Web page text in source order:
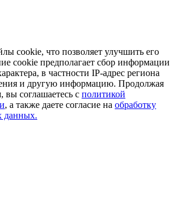
cookie, что позволяет улучшить его
cookie предполагает сбор информации
в частности IP-адрес региона
и другую информацию. Продолжая
вы соглашаетесь с политикой
, а также даете согласие на обработку
данных.